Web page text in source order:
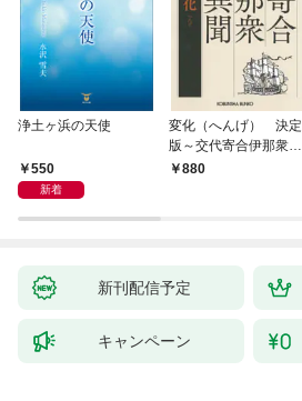
浄土ヶ浜の天使
550
新着
変化（へんげ） 決定
版～交代寄合伊那衆異
聞（1）～
880
新刊配信予定
キャンペーン